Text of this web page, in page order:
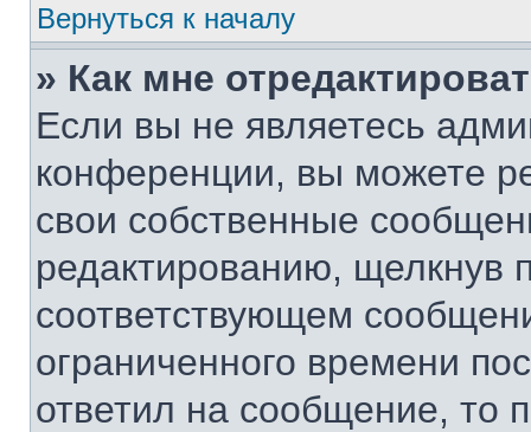
Вернуться к началу
» Как мне
Если вы не являетесь
конференции, вы можете
свои собственные
редактированию, щелкнув
соответствующем
ограниченного времени
ответил на сообщение, то